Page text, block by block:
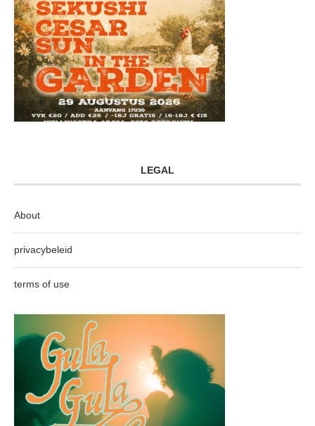
LEGAL
About
privacybeleid
terms of use